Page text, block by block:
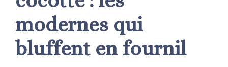
modernes qui
bluffent en fournil